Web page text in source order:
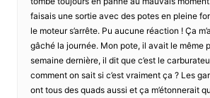
faisais une sortie avec des potes en pleine
le moteur s’arrête. Pu aucune réaction ! Ça
gâché la journée. Mon pote, il avait le même
semaine dernière, il dit que c’est le
comment on sait si c’est vraiment ça ? Les
ont tous des quads aussi et ça m’étonnerait